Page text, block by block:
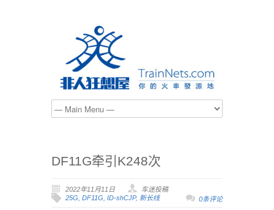
DF11G牵引K248次
2022年11月11日
车迷投稿
25G, DF11G, ID-shCJP, 新长线 0条评论